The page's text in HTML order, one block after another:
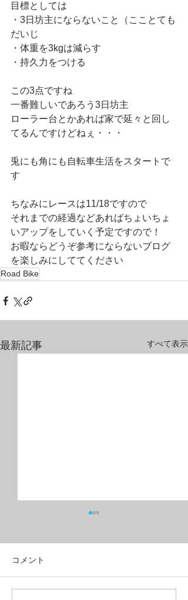
目標としては
・3日坊主にならないこと（こことても
だいじ
・体重を3kgは減らす
・持久力をつける
この3点ですね
一番難しいであろう3日坊主
ローラー台とかあれば家で延々と回し
てるんですけどねぇ・・・
兎にも角にも自転車生活をスタートで
す
ちなみにレースは11/18ですので
それまでの経過などあればちょいちょ
いアップをしていく予定ですので！
お暇ならどうぞ参考にならないブログ
を楽しみにしててください
Road Bike
最新記事 すべて表示
コメント